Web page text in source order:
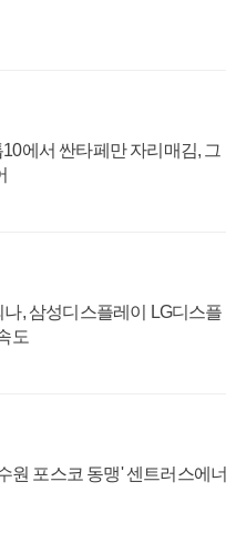
에서 싼타페만 자리매김, 그
, 삼성디스플레이 LG디스플
도
원 포스코 동맹' 센트러스에너